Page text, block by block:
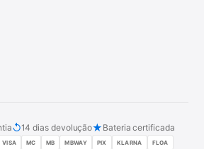
↺14 dias devolução★ Bateria certificada
VISA MC MB MBWAY PIX KLARNA FLOA